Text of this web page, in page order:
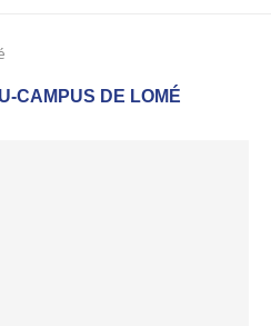
CAMPUS DE LOMÉ